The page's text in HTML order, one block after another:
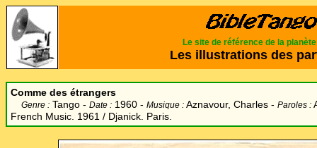
Le site de référence de la planète
Les illustrations des
Comme des étrangers
Genre : Tango - Date : 1960 - Musique : Aznavour, Charles - Paroles :
French Music. 1961 / Djanick. Paris.